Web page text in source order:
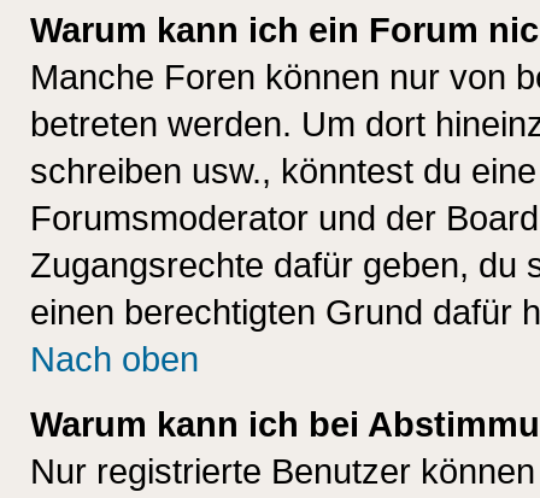
Warum kann ich ein Forum
Manche Foren können nur von
betreten werden. Um dort
schreiben usw., könntest du
Forumsmoderator und der
Zugangsrechte dafür geben, du
einen berechtigten Grund dafür
Nach oben
Warum kann ich bei
Nur registrierte Benutzer